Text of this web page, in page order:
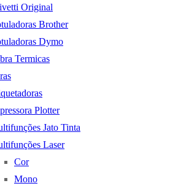
Original
Brother
Dymo
Termicas
Plotter
Jato Tinta
Laser
Cor
Mono